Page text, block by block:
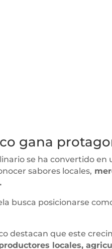
gana
se ha convertido
sabores locales,
busca posicionarse
destacan que este
locales,